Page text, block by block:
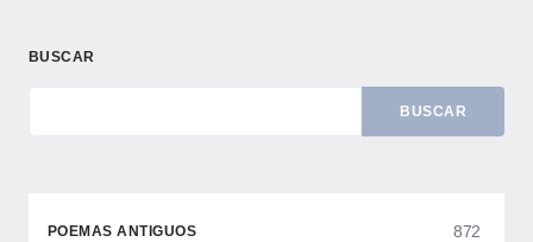
BUSCAR
BUSCAR
POEMAS ANTIGUOS 872